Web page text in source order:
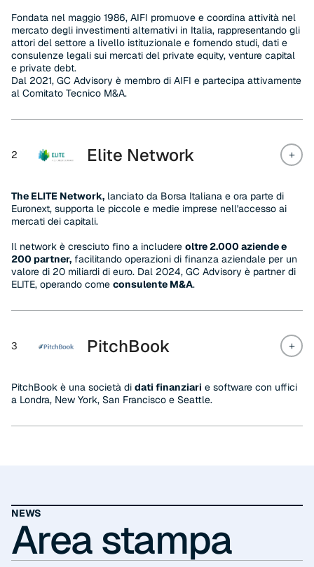
Fondata nel maggio 1986, AIFI promuove e coordina attività nel
mercato degli investimenti alternativi in Italia, rappresentando gli
attori del settore a livello istituzionale e fornendo studi, dati e
consulenze legali sui mercati del private equity, venture capital
e private debt.
Dal 2021, GC Advisory è membro di AIFI e partecipa attivamente
al Comitato Tecnico M&A.
2 Elite Network
The ELITE Network, lanciato da Borsa Italiana e ora parte di
Euronext, supporta le piccole e medie imprese nell'accesso ai
mercati dei capitali.
Il network è cresciuto fino a includere oltre 2.000 aziende e
200 partner, facilitando operazioni di finanza aziendale per un
valore di 20 miliardi di euro. Dal 2024, GC Advisory è partner di
ELITE, operando come consulente M&A.
3 PitchBook
PitchBook è una società di dati finanziari e software con uffici
a Londra, New York, San Francisco e Seattle.
NEWS
Area stampa